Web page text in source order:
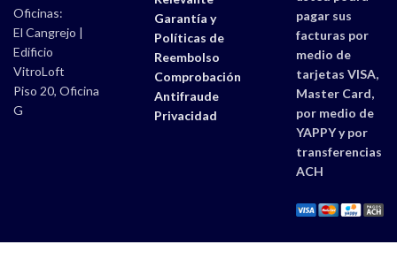
Oficinas:
El Cangrejo |
Edificio
VitroLoft
Piso 20, Oficina
G
Garantía y
Políticas de
Reembolso
Comprobación
Antifraude
Privacidad
pagar sus
facturas por
medio de
tarjetas VISA,
Master Card,
por medio de
YAPPY y por
transferencias
ACH